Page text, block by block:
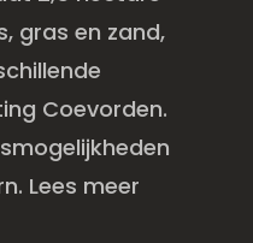
gras en zand,
Coevorden.
Lees meer